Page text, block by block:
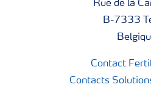
Rue de la
B-7333
Contact
Contacts